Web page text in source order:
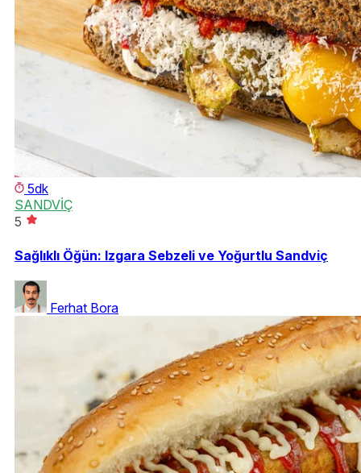
5dk
SANDVİÇ
5
Sağlıklı Öğün: Izgara Sebzeli ve Yoğurtlu Sandviç
Ferhat Bora